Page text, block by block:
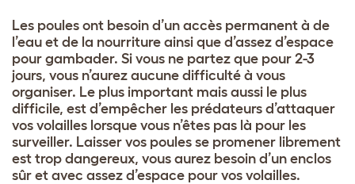
Les poules ont besoin d’un accès permanent à de
l’eau et de la nourriture ainsi que d’assez d’espace
pour gambader. Si vous ne partez que pour 2-3
jours, vous n’aurez aucune difficulté à vous
organiser. Le plus important mais aussi le plus
difficile, est d’empêcher les prédateurs d’attaquer
vos volailles lorsque vous n’êtes pas là pour les
surveiller. Laisser vos poules se promener librement
est trop dangereux, vous aurez besoin d’un enclos
sûr et avec assez d’espace pour vos volailles.